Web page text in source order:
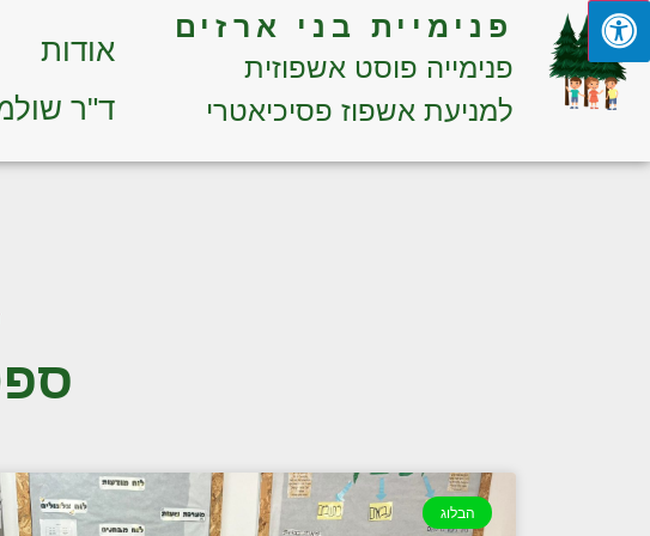
פנימיית בני ארזים
פנימייה פוסט אשפוזית
למניעת אשפוז פסיכיאטרי
אודות
ד"ר
הבלוג